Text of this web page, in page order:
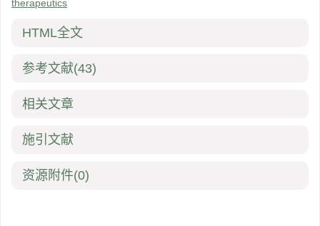
therapeutics
HTML全文
参考文献(43)
相关文章
施引文献
资源附件(0)